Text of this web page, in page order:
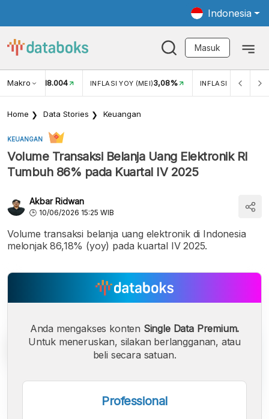
Indonesia
Masuk
Makro
USD/IDR 18.004 INFLASI YOY (MEI)3,08% INFLASI MOM (MEI)
Home Data Stories Keuangan
KEUANGAN
Volume Transaksi Belanja Uang Elektronik RI
Tumbuh 86% pada Kuartal IV 2025
Akbar Ridwan
10/06/2026 15:25 WIB
Volume transaksi belanja uang elektronik di Indonesia
melonjak 86,18% (yoy) pada kuartal IV 2025.
Anda mengakses konten Single Data Premium.
Untuk meneruskan, silakan berlangganan, atau
beli secara satuan.
Professional